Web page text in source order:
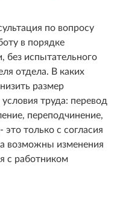
по вопросу
в порядке
без испытательного
отдела. В каких
размер
труда: перевод
переподчинение,
только с согласия
возможны изменения
с работником